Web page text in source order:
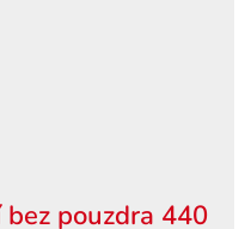
bez pouzdra 440